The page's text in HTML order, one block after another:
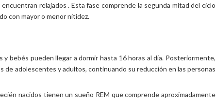
relajados . Esta fase comprende la segunda mitad del ciclo
con mayor o menor nitidez.
y bebés pueden llegar a dormir hasta 16 horas al día. Posteriormente,
de adolescentes y adultos, continuando su reducción en las personas
nacidos tienen un sueño REM que comprende aproximadamente